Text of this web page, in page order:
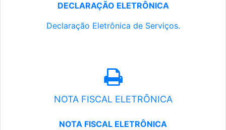
DECLARAÇÃO ELETRÔNICA
Declaração Eletrônica de Serviços.
NOTA FISCAL ELETRÔNICA
NOTA FISCAL ELETRÔNICA